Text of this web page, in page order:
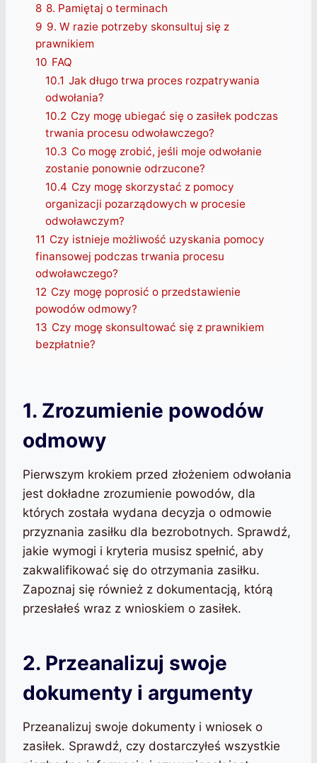
8 8. Pamiętaj o terminach
9 9. W razie potrzeby skonsultuj się z
prawnikiem
10 FAQ
10.1 Jak długo trwa proces rozpatrywania
odwołania?
10.2 Czy mogę ubiegać się o zasiłek podczas
trwania procesu odwoławczego?
10.3 Co mogę zrobić, jeśli moje odwołanie
zostanie ponownie odrzucone?
10.4 Czy mogę skorzystać z pomocy
organizacji pozarządowych w procesie
odwoławczym?
11 Czy istnieje możliwość uzyskania pomocy
finansowej podczas trwania procesu
odwoławczego?
12 Czy mogę poprosić o przedstawienie
powodów odmowy?
13 Czy mogę skonsultować się z prawnikiem
bezpłatnie?
1. Zrozumienie powodów
odmowy
Pierwszym krokiem przed złożeniem odwołania
jest dokładne zrozumienie powodów, dla
których została wydana decyzja o odmowie
przyznania zasiłku dla bezrobotnych. Sprawdź,
jakie wymogi i kryteria musisz spełnić, aby
zakwalifikować się do otrzymania zasiłku.
Zapoznaj się również z dokumentacją, którą
przesłałeś wraz z wnioskiem o zasiłek.
2. Przeanalizuj swoje
dokumenty i argumenty
Przeanalizuj swoje dokumenty i wniosek o
zasiłek. Sprawdź, czy dostarczyłeś wszystkie